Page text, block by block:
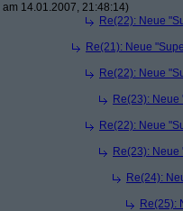
am 14.01.2007, 21:48:14)
Re(22): Neue
Re(21): Neue
Re(22): Neue
Re(23):
Re(22): Neue
Re(23):
Re(24):
Re(25):